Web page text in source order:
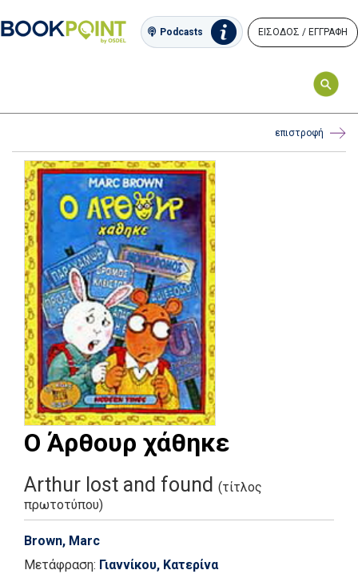
Podcasts ΕΙΣΟΔΟΣ / ΕΓΓΡΑΦΗ
επιστροφή
Ο Άρθουρ χάθηκε
Arthur lost and found (τίτλος
πρωτοτύπου)
Brown, Marc
Μετάφραση: Γιαννίκου, Κατερίνα